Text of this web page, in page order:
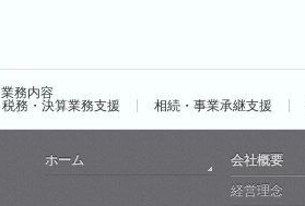
業務内容
税務・決算業務支援
相続・事業承継支援
ホーム
会社概要
経営理念